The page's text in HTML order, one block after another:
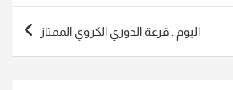
اليوم.. قرعة الدوري الكروي الممتاز